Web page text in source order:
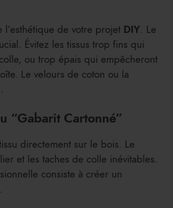
l’esthétique de votre projet DIY. Le
Évitez les tissus trop fins qui
ou trop épais qui empêcheront
Le velours de coton ou la
“Gabarit Cartonné”
directement sur le bois. Le
et les taches de colle inévitables.
consiste à créer un